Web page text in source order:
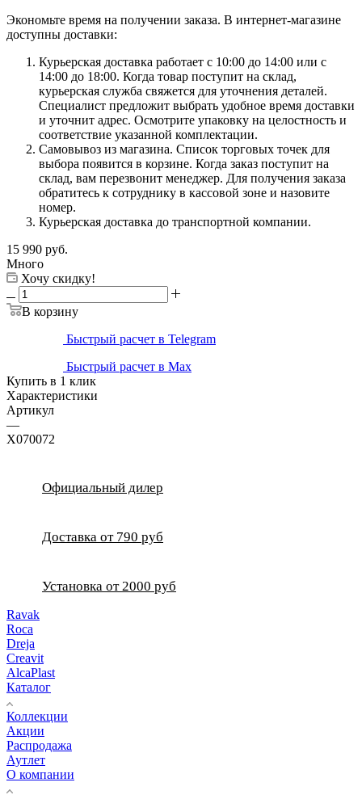
Экономьте время на получении заказа. В интернет-магазине
доступны доставки:
Курьерская доставка работает с 10:00 до 14:00 или с
14:00 до 18:00. Когда товар поступит на склад,
курьерская служба свяжется для уточнения деталей.
Специалист предложит выбрать удобное время доставки
и уточнит адрес. Осмотрите упаковку на целостность и
соответствие указанной комплектации.
Самовывоз из магазина. Список торговых точек для
выбора появится в корзине. Когда заказ поступит на
склад, вам перезвонит менеджер. Для получения заказа
обратитесь к сотруднику в кассовой зоне и назовите
номер.
Курьерская доставка до транспортной компании.
15 990 руб.
Много
Хочу скидку!
В корзину
Быстрый расчет в Telegram
Быстрый расчет в Max
Купить в 1 клик
Характеристики
Артикул
—
X070072
Официальный дилер
Доставка от 790 руб
Установка от 2000 руб
Ravak
Roca
Dreja
Creavit
AlcaPlast
Каталог
Коллекции
Акции
Распродажа
Аутлет
О компании